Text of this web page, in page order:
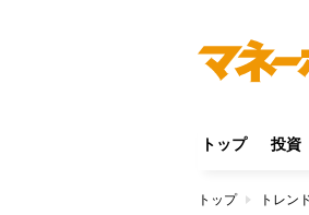
トップ 投資
トップ トレン